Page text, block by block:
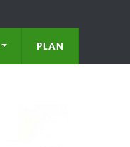
PLAN